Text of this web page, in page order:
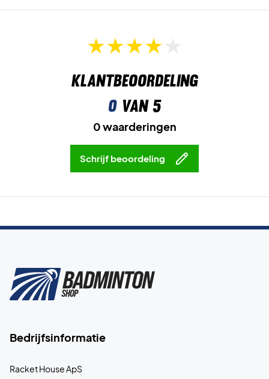
Klantbeoordeling
0van 5
0 waarderingen
Schrijf beoordeling
Bedrijfsinformatie
Racket House ApS